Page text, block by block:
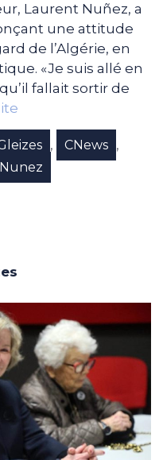
Laurent Nuñez, a
une attitude
de l’Algérie, en
«Je suis allé en
fallait sortir de
, CNews ,